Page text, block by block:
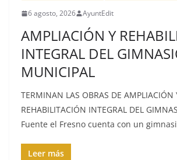
6 agosto, 2026 AyuntEdit
AMPLIACIÓN Y
INTEGRAL DEL
MUNICIPAL
TERMINAN LAS OBRAS DE AMPLIACIÓN
REHABILITACIÓN INTEGRAL DEL
Fuente el Fresno cuenta con un
Leer más